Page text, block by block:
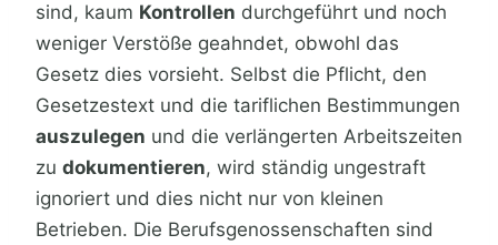
sind, kaum Kontrollen durchgeführt und noch
weniger Verstöße geahndet, obwohl das
Gesetz dies vorsieht. Selbst die Pflicht, den
Gesetzestext und die tariflichen Bestimmungen
auszulegen und die verlängerten Arbeitszeiten
zu dokumentieren, wird ständig ungestraft
ignoriert und dies nicht nur von kleinen
Betrieben. Die Berufsgenossenschaften sind